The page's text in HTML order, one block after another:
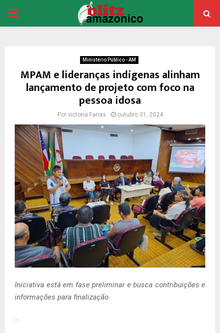
PRIMARY
Ministério Público - AM
MPAM e lideranças indígenas alinham
lançamento de projeto com foco na
pessoa idosa
Por victoria Farias outubro 31, 2024
Iniciativa está em fase preliminar e busca contribuições e
informações para finalização
…